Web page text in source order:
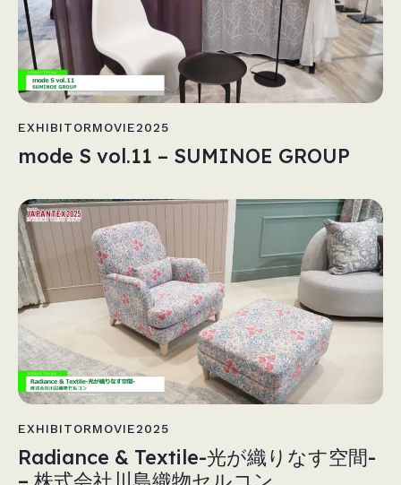
EXHIBITORMOVIE2025
mode S vol.11 – SUMINOE GROUP
EXHIBITORMOVIE2025
Radiance & Textile-光が織りなす空間-